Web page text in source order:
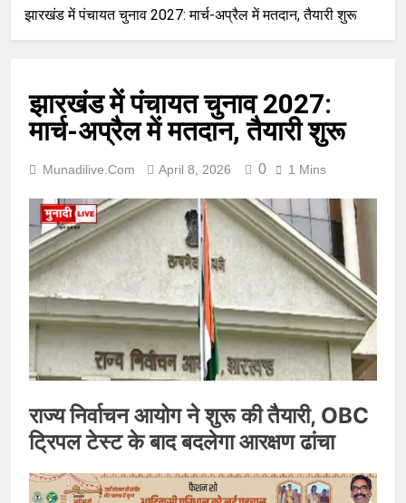
झारखंड में पंचायत चुनाव 2027: मार्च-अप्रैल में मतदान, तैयारी शुरू
झारखंड में पंचायत चुनाव 2027:
मार्च-अप्रैल में मतदान, तैयारी शुरू
Munadilive.com April 8, 2026 0 1 Mins
राज्य निर्वाचन आयोग ने शुरू की तैयारी, OBC
ट्रिपल टेस्ट के बाद बदलेगा आरक्षण ढांचा